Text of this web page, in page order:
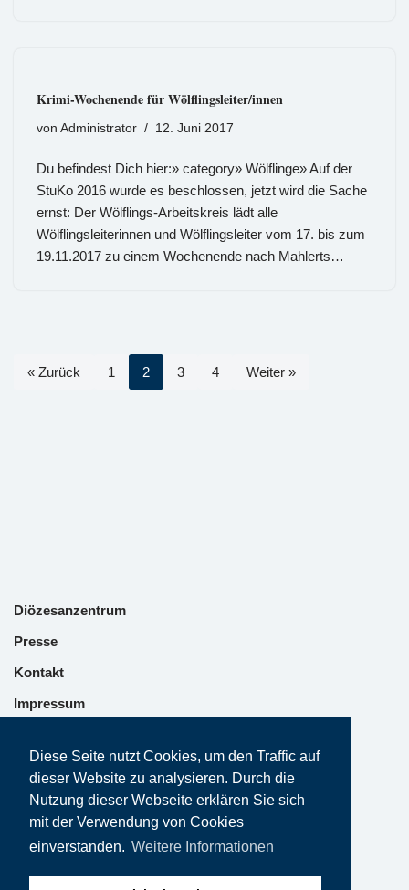
Diese Seite nutzt Cookies, um den Traffic auf
dieser Website zu analysieren. Durch die
Nutzung dieser Webseite erklären Sie sich
mit der Verwendung von Cookies
einverstanden. Weitere Informationen
Krimi-Wochenende für Wölflingsleiter/innen
von Administrator 12. Juni 2017
Du befindest Dich hier:» category» Wölflinge» Auf der
StuKo 2016 wurde es beschlossen, jetzt wird die Sache
ernst: Der Wölflings-Arbeitskreis lädt alle
Wölflingsleiterinnen und Wölflingsleiter vom 17. bis zum
19.11.2017 zu einem Wochenende nach Mahlerts…
« Zurück 1 2 3 4 Weiter »
Diözesanzentrum
Presse
Kontakt
Impressum